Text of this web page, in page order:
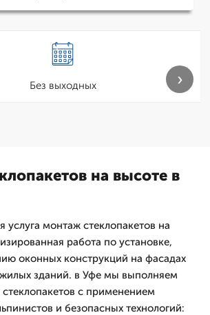
Без выходных ›
на высоте в
услуга монтаж стеклопакетов на
работа по установке,
оконных конструкций на фасадах
зданий. в Уфе мы выполняем
с применением
и безопасных технологий: